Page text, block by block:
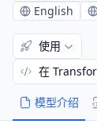
English
模型介绍
使用
在